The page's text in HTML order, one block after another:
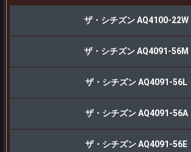
ザ・シチズン AQ4100-22W
ザ・シチズン AQ4091-56M
ザ・シチズン AQ4091-56L
ザ・シチズン AQ4091-56A
ザ・シチズン AQ4091-56E